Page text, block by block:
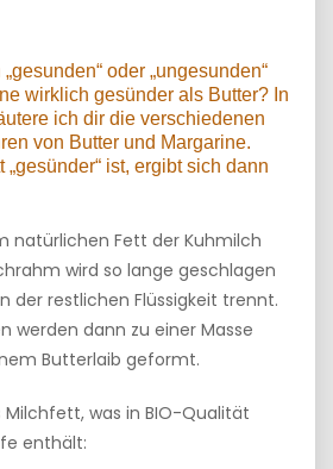
oder „ungesunden“
wirklich gesünder als Butter? In
ich dir die verschiedenen
von Butter und Margarine.
ist, ergibt sich dann
natürlichen Fett der Kuhmilch
wird so lange geschlagen
der restlichen Flüssigkeit trennt.
werden dann zu einer Masse
Butterlaib geformt.
was in BIO-Qualität
enthält: